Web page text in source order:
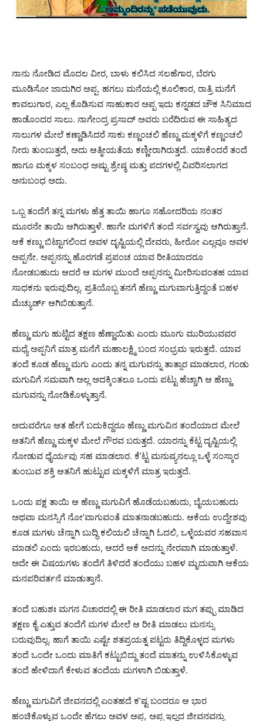
ನಾನು ನೋಡಿದ ಮೊದಲ ವೀರ, ಬಾಳು ಕಲಿಸಿದ ಸಲಹೆಗಾರ, ಬೆರಗು
ಮೂಡಿಸೋ ಜಾದುಗಿರ ಅಪ್ಪ. ಹಗಲು ಮನೆಯಲ್ಲಿ ಕೂಲಿಕಾರ, ರಾತ್ರಿ ಮನೆಗೆ
ಕಾವಲುಗಾರ, ಎಲ್ಲ ಕೊಡಿಸುವ ಸಾಹುಕಾರ ಅಪ್ಪ ಇದು ಕನ್ನಡದ ಚೌಕ ಸಿನಿಮಾದ
ಹಾಡೊಂದರ ಸಾಲು. ನಾಗೇಂದ್ರ ಪ್ರಸಾದ್ ಅವರು ಬರೆದಿರುವ ಈ ಸಾಹಿತ್ಯದ
ಸಾಲುಗಳ ಮೇಲೆ ಕಣ್ಣಾಡಿಸಿದರೆ ಸಾಕು ಕಣ್ಣಂಚಲಿ ಹೆಣ್ಣು ಮಕ್ಕಳಿಗೆ ಕಣ್ಣಂಚಲಿ
ನೀರು ತುಂಬುತ್ತದೆ, ಅದು ಆತ್ಮೀಯತೆಯ ಕಣ್ಣೀರಾಗಿರುತ್ತದೆ. ಯಾಕೆಂದರೆ ತಂದೆ
ಹಾಗೂ ಮಕ್ಕಳ ಸಂಬಂಧ ಅಷ್ಟು ಶ್ರೇಷ್ಠ ಮತ್ತು ಪದಗಳಲ್ಲಿ ವಿವರಿಸಲಾಗದ
ಅನುಬಂಧ ಅದು.
ಒಬ್ಬ ತಂದೆಗೆ ತನ್ನ ಮಗಳು ಹೆತ್ತ ತಾಯಿ ಹಾಗೂ ಸಹೋದರಿಯ ನಂತರ
ಮೂರನೇ ತಾಯಿ ಆಗಿರುತ್ತಾಳೆ. ಹಾಗೇ ಮಗಳಿಗೆ ತಂದೆ ಸರ್ವಸ್ವವು ಆಗಿರುತ್ತಾನೆ.
ಆಕೆ ಕಣ್ಣು ಬಿಟ್ಟಾಗಲಿಂದ ಅವಳ ದೃಷ್ಟಿಯಲ್ಲಿ ದೇವರು, ಹೀರೋ ಎಲ್ಲವೂ ಅವಳ
ಅಪ್ಪನೇ. ಅಪ್ಪನನ್ನು ಹೊರಗಡೆ ಪ್ರಪಂಚ ಯಾವ ರೀತಿಯಾದರೂ
ನೋಡಬಹುದು ಆದರೆ ಆ ಮಗಳ ಮುಂದೆ ಅಪ್ಪನನ್ನು ಮೀರಿಸುವಂತಹ ಯಾವ
ಸಾಧಕನು ಇರುವುದಿಲ್ಲ. ಪ್ರತಿಯೊಬ್ಬ ತನಗೆ ಹೆಣ್ಣು ಮಗುವಾಗುತ್ತಿದ್ದಂತೆ ಬಹಳ
ಮೆಚ್ಯುರ್ಡ್ ಆಗಿಬಿಡುತ್ತಾನೆ.
ಹೆಣ್ಣು ಮಗು ಹುಟ್ಟಿದ ತಕ್ಷಣ ಹೆಣ್ಣಾಯಿತು ಎಂದು ಮೂಗು ಮುರಿಯುವವರ
ಮಧ್ಯೆ ಅಪ್ಪನಿಗೆ ಮಾತ್ರ ಮನೆಗೆ ಮಹಾಲಕ್ಷ್ಮಿ ಬಂದ ಸಂಭ್ರಮ ಇರುತ್ತದೆ. ಯಾವ
ತಂದೆ ಕೂಡ ಹೆಣ್ಣು ಮಗು ಎಂದು ತನ್ನ ಮಗುವನ್ನು ತಾತ್ಸಾರ ಮಾಡಲಾರ, ಗಂಡು
ಮಗುವಿಗೆ ಸಮವಾಗಿ ಅಲ್ಲ ಅದಕ್ಕಿಂತಲೂ ಒಂದು ಪಟ್ಟು ಹೆಚ್ಚಾಗಿ ಆ ಹೆಣ್ಣು
ಮಗುವನ್ನು ನೋಡಿಕೊಳ್ಳುತ್ತಾನೆ.
ಅದುವರೆಗೂ ಆತ ಹೇಗೆ ಬದುಕಿದ್ದರೂ ಹೆಣ್ಣು ಮಗುವಿನ ತಂದೆಯಾದ ಮೇಲೆ
ಆತನಿಗೆ ಹೆಣ್ಣು ಮಕ್ಕಳ ಮೇಲೆ ಗೌರವ ಬರುತ್ತದೆ. ಯಾರನ್ನು ಕೆಟ್ಟ ದೃಷ್ಟಿಯಲ್ಲಿ
ನೋಡುವ ಧೈರ್ಯವು ಸಹ ಮಾಡಲಾರ. ಕೆ’ಟ್ಟ ಮನುಷ್ಯನಲ್ಲೂ ಒಳ್ಳೆ ಸಂಸ್ಕಾರ
ತುಂಬುವ ಶಕ್ತಿ ಆತನಿಗೆ ಹುಟ್ಟುವ ಮಕ್ಕಳಿಗೆ ಮಾತ್ರ ಇರುತ್ತದೆ.
ಒಂದು ಪಕ್ಷ ತಾಯಿ ಆ ಹೆಣ್ಣು ಮಗುವಿಗೆ ಹೊಡೆಯಬಹುದು, ಬೈಯಬಹುದು
ಅಥವಾ ಮನಸ್ಸಿಗೆ ನೋ’ವಾಗುವಂತೆ ಮಾತನಾಡಬಹುದು. ಆಕೆಯ ಉದ್ದೇಶವು
ಕೂಡ ಮಗಳು ಚೆನ್ನಾಗಿ ಬುದ್ಧಿ ಕಲಿಯಲಿ ಚೆನ್ನಾಗಿ ಓದಲಿ, ಒಳ್ಳೆಯವರ ಸಹವಾಸ
ಮಾಡಲಿ ಎಂದು ಇರಬಹುದು, ಆದರೆ ಆಕೆ ಅದನ್ನು ನೇರವಾಗಿ ಮಾಡುತ್ತಾಳೆ.
ಅದೇ ಈ ವಿಷಯಗಳು ತಂದೆಗೆ ತಿಳಿದರೆ ತಂದೆಯು ಬಹಳ ಮೃದುವಾಗಿ ಆಕೆಯ
ಮನಪರಿವರ್ತನೆ ಮಾಡುತ್ತಾನೆ.
ತಂದೆ ಬಹುಶಃ ಮಗನ ವಿಚಾರದಲ್ಲಿ ಈ ರೀತಿ ಮಾಡಲಾರ ಮಗ ತಪ್ಪು ಮಾಡಿದ
ತಕ್ಷಣ ಕೈ ಎತ್ತುವ ತಂದೆಗೆ ಮಗಳ ಮೇಲೆ ಆ ರೀತಿ ಮಾಡಲು ಮನಸ್ಸು
ಬರುವುದಿಲ್ಲ. ಹಾಗೆ ತಾಯಿ ಎಷ್ಟೇ ಶತಪ್ರಯತ್ನ ಪಟ್ಟರು ತಿದ್ದಿಕೊಳ್ಳದ ಮಗಳು
ತಂದೆ ಒಂದೇ ಒಂದು ಮಾತಿಗೆ ಕಟ್ಟುಬಿದ್ದು ತಂದೆ ಮಾತನ್ನು ಉಳಿಸಿಕೊಳ್ಳುವ
ತಂದೆ ಹೇಳಿದಾಗೆ ಕೇಳುವ ತಂದೆಯ ಮಗಳಾಗಿ ಬಿಡುತ್ತಾಳೆ.
ಹೆಣ್ಣು ಮಗುವಿಗೆ ಜೀವನದಲ್ಲಿ ಎಂತಹದೆ ಕ’ಷ್ಟ ಬಂದರೂ ಆ ಭಾರ
ಹಂಚಿಕೊಳ್ಳುವ ಒಂದೇ ಹೆಗಲು ಅವಳ ಅಪ್ಪ. ಅಪ್ಪ ಇಲ್ಲದ ಜೀವನವನ್ನು